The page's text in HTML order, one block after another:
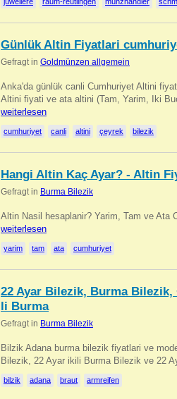
Günlük Altin Fiyatlari
Gefragt in Goldmünzen allgemein
Anka'da günlük canli Cumhuriyet Altini
Altini fiyati ve ata altini (Tam, Yarim, Iki
weiterlesen
cumhuriyet canli altini çeyrek bilezik
Hangi Altin Kaç Ayar? - Altin
Gefragt in Burma Bilezik
Altin Nasil hesaplanir? Yarim, Tam ve Ata
weiterlesen
yarim tam ata cumhuriyet
22 Ayar Bilezik, Burma
li Burma
Gefragt in Burma Bilezik
Bilzik Adana burma bilezik fiyatlari ve
Bilezik, 22 Ayar ikili Burma Bilezik ve 22
bilzik adana braut armreifen